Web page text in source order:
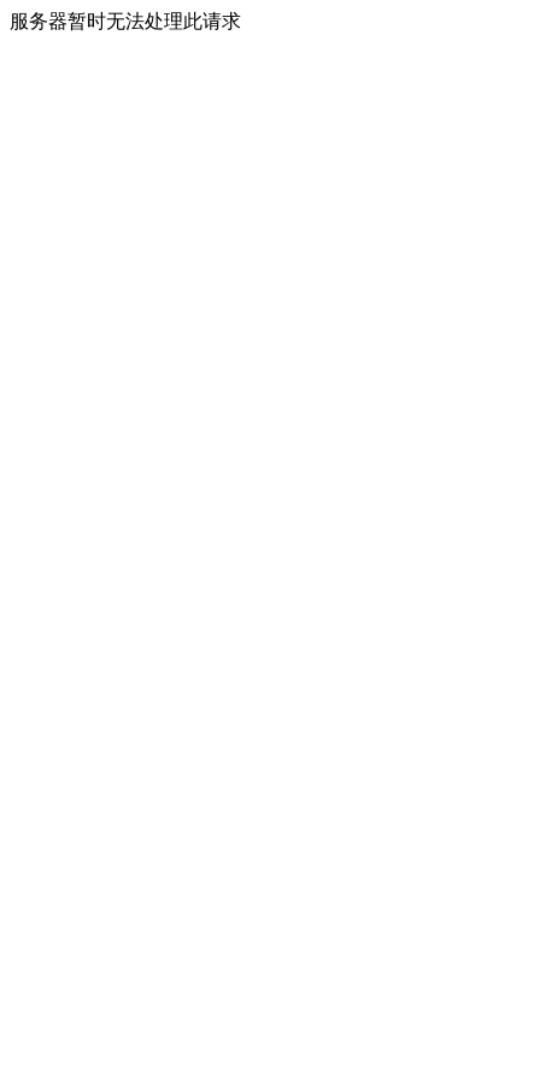
服务器暂时无法处理此请求